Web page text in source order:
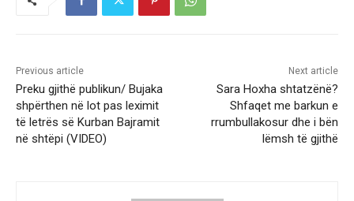
Previous article
Preku gjithë publikun/ Bujaka
shpërthen në lot pas leximit
të letrës së Kurban Bajramit
në shtëpi (VIDEO)
Next article
Sara Hoxha shtatzënë?
Shfaqet me barkun e
rrumbullakosur dhe i bën
lëmsh të gjithë